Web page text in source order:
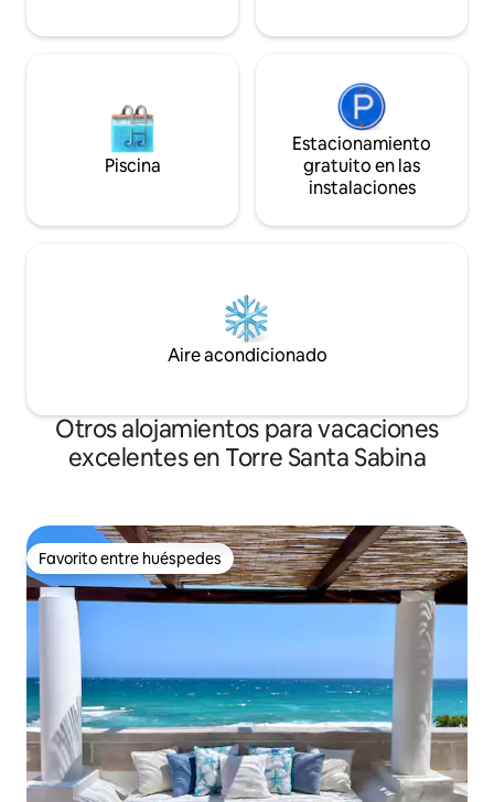
Piscina
Estacionamiento
gratuito en las
instalaciones
Aire acondicionado
Otros alojamientos para vacaciones
excelentes en Torre Santa Sabina
Favorito entre huéspedes
Favorito entre huéspedes